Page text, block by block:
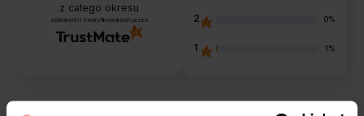
z całego okresu
zebranych i zweryfikowanych przez 2 0%
1 1%